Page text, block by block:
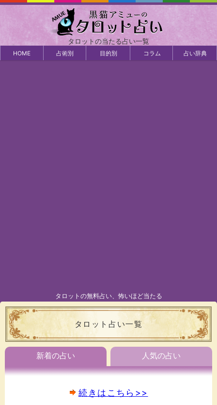
タロットの当たる占い一覧
HOME 占術別 目的別 コラム 占い辞典
タロットの無料占い、怖いほど当たる
タロット占い一覧
新着の占い 人気の占い
続きはこちら>>